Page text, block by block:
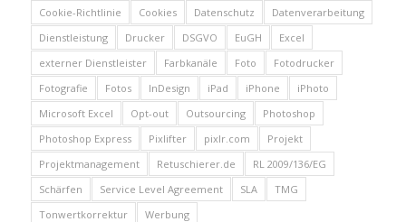
Cookie-Richtlinie
Cookies Datenschutz
Datenverarbeitung
Dienstleistung
Drucker DSGVO EuGH
Excel
externer Dienstleister
Farbkanäle Foto
Fotodrucker
Fotografie
Fotos InDesign iPad iPhone
iPhoto
Microsoft Excel
Opt-out Outsourcing
Photoshop
Photoshop Express
Pixlifter pixlr.com
Projekt
Projektmanagement
Retuschierer.de
RL 2009/136/EG
Schärfen
Service Level Agreement SLA
TMG
Tonwertkorrektur
Werbung